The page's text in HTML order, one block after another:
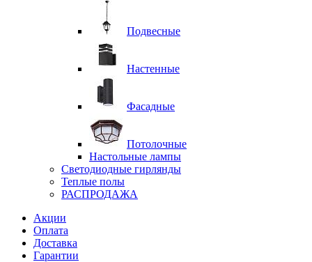
Подвесные
Настенные
Фасадные
Потолочные
Настольные лампы
Светодиодные гирлянды
Теплые полы
РАСПРОДАЖА
Акции
Оплата
Доставка
Гарантии